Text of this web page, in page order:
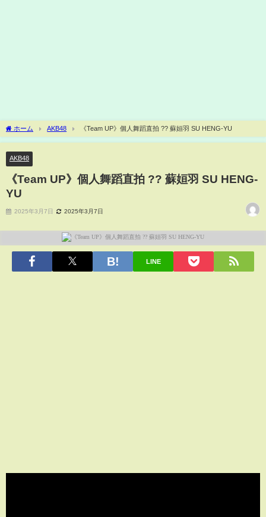
ホーム AKB48 《Team UP》個人舞蹈直拍 ?? 蘇姮羽 SU HENG-YU
AKB48
《Team UP》個人舞蹈直拍 ?? 蘇姮羽 SU HENG-
YU
2025年3月7日 2025年3月7日
LINE